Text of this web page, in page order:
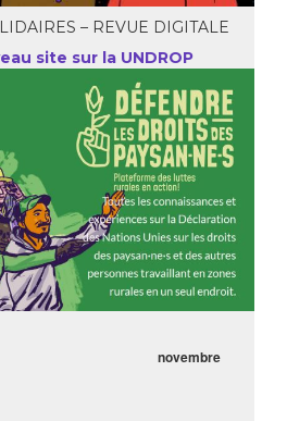
– REVUE DIGITALE
site sur la UNDROP
novembre